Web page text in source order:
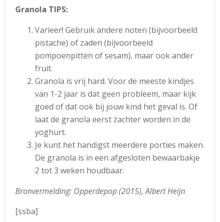
Granola TIPS:
Varieer! Gebruik andere noten (bijvoorbeeld
pistache) of zaden (bijvoorbeeld
pompoenpitten of sesam), maar ook ander
fruit.
Granola is vrij hard. Voor de meeste kindjes
van 1-2 jaar is dat geen probleem, maar kijk
goed of dat ook bij jouw kind het geval is. Of
laat de granola eerst zachter worden in de
yoghurt.
Je kunt het handigst meerdere porties maken.
De granola is in een afgesloten bewaarbakje
2 tot 3 weken houdbaar.
Bronvermelding: Opperdepop (2015), Albert Heijn
[ssba]